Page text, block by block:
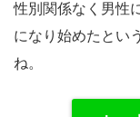
性別関係なく男性
になり始めたとい
ね。